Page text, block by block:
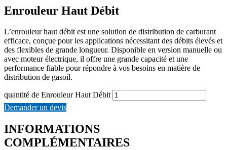
Enrouleur Haut Débit
L’enrouleur haut débit est une solution de distribution de carburant
efficace, conçue pour les applications nécessitant des débits élevés et
des flexibles de grande longueur. Disponible en version manuelle ou
avec moteur électrique, il offre une grande capacité et une
performance fiable pour répondre à vos besoins en matière de
distribution de gasoil.
quantité de Enrouleur Haut Débit
Demander un devis
INFORMATIONS
COMPLÉMENTAIRES